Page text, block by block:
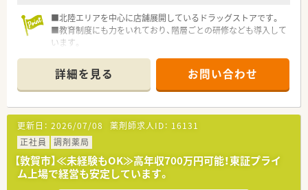
うと努力するホスピタリティ溢れる方が活躍しています。
■日々の業務に追われるだけでなく、最新の医療知識や服薬指導
のスキルを積極的に学ぼうとする向上心の高い方です。
ークを大切にしながら業務を進められる方が評価されていま
す。
■北陸エリアを中心に店舗展開しているドラッグストアです。
■教育制度にも力をいれており、階層ごとの研修なども導入して
います。
詳細を見る お問い合わせ
更新日： 2026/07/08 薬剤師求人ID： 16131
正社員
調剤薬局
【敦賀市】≪未経験もOK≫高年収700万円可能！東証プライ
ム上場で経営も安定しています。